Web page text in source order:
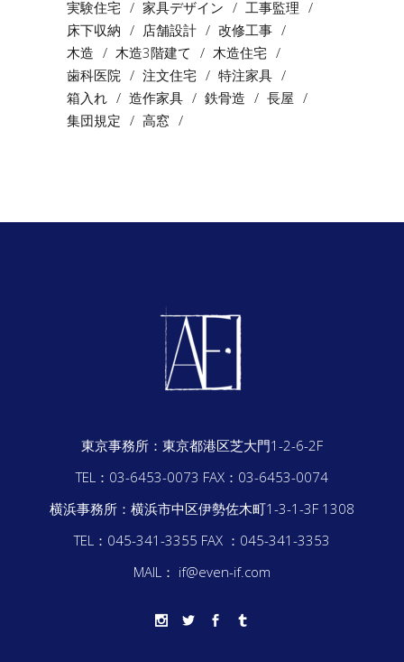
実験住宅
家具デザイン
工事監理
床下収納
店舗設計
改修工事
木造
木造3階建て
木造住宅
歯科医院
注文住宅
特注家具
箱入れ
造作家具 鉄骨造
長屋
集団規定
高窓
東京事務所： 東京都港区芝大門1-2-6-2F
TEL：03-6453-0073 FAX：03-6453-0074
横浜事務所： 横浜市中区伊勢佐木町1-3-1-3F 1308
TEL：045-341-3355 FAX ：045-341-3353
MAIL： if@even-if.com